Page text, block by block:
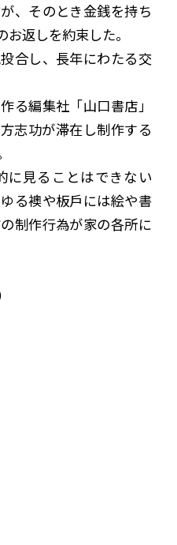
、そのとき金銭を持ち
返しを約束した。
合し、⻑年にわたる交
る編集社「山口書店」
志功が滞在し制作する
に見ることはできない
る襖や板戶には絵や書
制作行為が家の各所に